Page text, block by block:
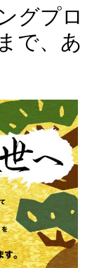
グプロ
で、あ